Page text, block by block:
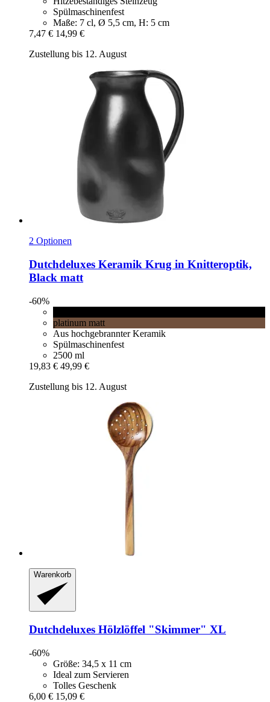
Spülmaschinenfest
Maße: 7 cl, Ø 5,5 cm, H: 5 cm
7,47 € 14,99 €
Zustellung bis 12. August
2 Optionen
Dutchdeluxes Keramik Krug in Knitteroptik,
Black matt
-60%
platinum matt
Aus hochgebrannter Keramik
Spülmaschinenfest
2500 ml
19,83 € 49,99 €
Zustellung bis 12. August
Warenkorb
Dutchdeluxes Hölzlöffel "Skimmer" XL
-60%
Größe: 34,5 x 11 cm
Ideal zum Servieren
Tolles Geschenk
6,00 € 15,09 €